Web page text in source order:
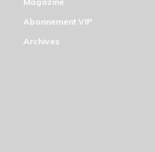
Abonnement VIP
Archives